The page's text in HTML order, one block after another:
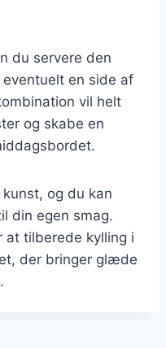
du servere den
en side af
vil helt
og skabe en
og du kan
din egen smag.
tilberede kylling i
der bringer glæde